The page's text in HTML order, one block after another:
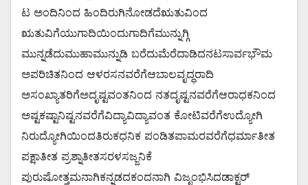
ಟ ಅಂದಿನಿಂದ ಹಿಂದಿರುಗಿನೋಡದೆಋತುವಿಂದ
ಋತುವಿಗೆಯುಗಾದಿಯಿಂದುಗಾದಿಗೆಮುನ್ನುಗ್ಗಿ
ಮುನ್ನಡೆದುಮುಹಾಮುನ್ನುಡಿ ಬರೆದುಮೆರೆದಾಡಿದನಟಸಾರ್ವಭೌಮ
ಅಪರಿಚಿತನಿಂದ ಆಳರಸನವರೆಗೆಆಬಾಲವೃದ್ಧರಾದಿ
ಅಸಂಖ್ಯಾತರಿಗೆಅದೃಷ್ಟವಂತನಿಂದ ನತದೃಷ್ಟನವರೆಗೆಆರಾಧಕನಿಂದ
ಅಷ್ಟಕಷ್ಟಾನಿಷ್ಟನವರೆಗೆವಿದ್ಯಾವಿದ್ಯಾವಂತ ಕೋಟಿವರೆಗೆಉದ್ಯೋಗಿ
ನಿರುದ್ಯೋಗಿಯಿಂದತಿರುಕಧನಿಕ ಪಂಡಿತಪಾಮರವರೆಗೆಧರ್ಮಾತೀತ
ಪಕ್ಷಾತೀತ ಪ್ರಶ್ನಾತೀತಸರಳಸಜ್ಜನಿಕೆ
ಪುರುಷೋತ್ತಮನಾಗಿಕನ್ನಡದಕಂದನಾಗಿ ವಿಜೃಂಭಿಸಿದಡಾಕ್ಟರ್